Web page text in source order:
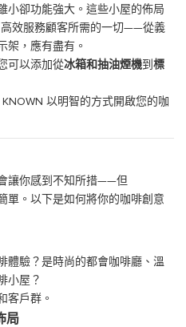
小卻功能強大。這些小屋的佈局
效服務顧客所需的一切——從義
架，應有盡有。
可以添加從冰箱和抽油煙機到 標
讓你感到不知所措——但
單。以下是如何將你的咖啡創意
體驗？是時尚的都會咖啡廳、溫
小屋？
客戶群。
局